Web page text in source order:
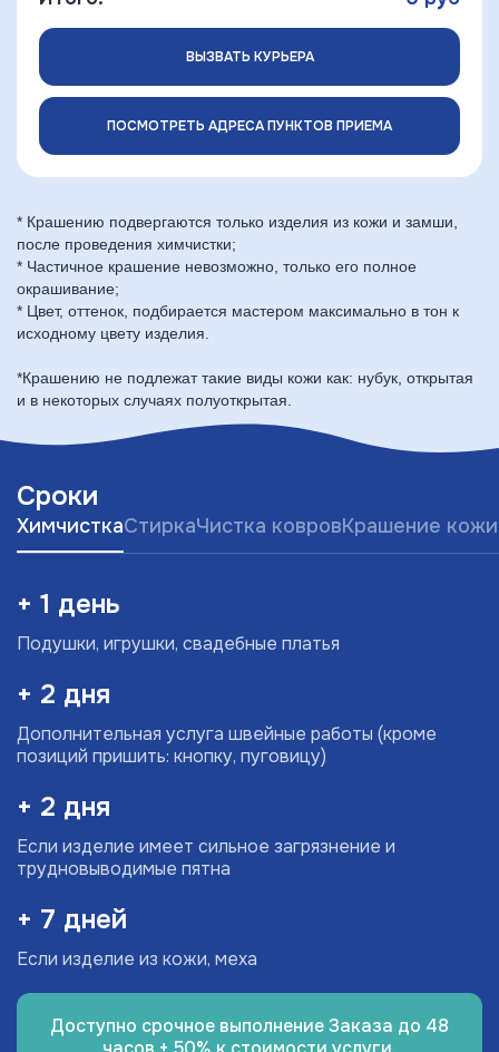
ВЫЗВАТЬ КУРЬЕРА
ПОСМОТРЕТЬ АДРЕСА ПУНКТОВ ПРИЕМА
* Крашению подвергаются только изделия из кожи и замши,
после проведения химчистки;
* Частичное крашение невозможно, только его полное
окрашивание;
* Цвет, оттенок, подбирается мастером максимально в тон к
исходному цвету изделия.
*Крашению не подлежат такие виды кожи как: нубук, открытая
и в некоторых случаях полуоткрытая.
Сроки
ХимчисткаСтиркаЧистка ковровКрашение кожи
+ 1 день
Подушки, игрушки, свадебные платья
+ 2 дня
Дополнительная услуга швейные работы (кроме
позиций пришить: кнопку, пуговицу)
+ 2 дня
Если изделие имеет сильное загрязнение и
трудновыводимые пятна
+ 7 дней
Если изделие из кожи, меха
Доступно срочное выполнение Заказа до 48